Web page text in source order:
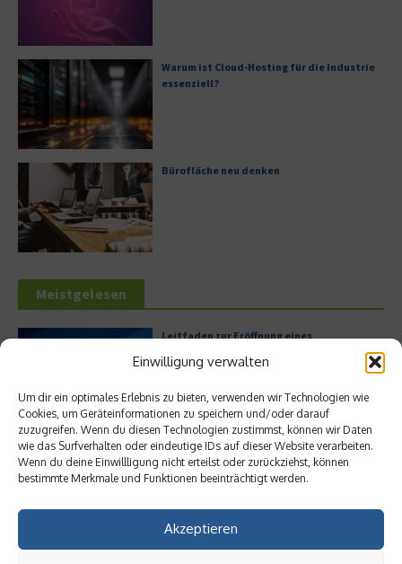
Einwilligung verwalten
Um dir ein optimales Erlebnis zu bieten, verwenden wir Technologien wie
Cookies, um Geräteinformationen zu speichern und/oder darauf
zuzugreifen. Wenn du diesen Technologien zustimmst, können wir Daten
wie das Surfverhalten oder eindeutige IDs auf dieser Website verarbeiten.
Wenn du deine Einwillligung nicht erteilst oder zurückziehst, können
bestimmte Merkmale und Funktionen beeinträchtigt werden.
Akzeptieren
Warum ist Cloud-Hosting für die Industrie
essenziell?
Bürofläche neu denken
Meistgelesen
Leitfaden zur Eröffnung eines
Geschäftskontos für kleine Unternehmen
Hilton Worldwide: Eine Ikone der globalen
Hotellerie im Wandel der Zeit